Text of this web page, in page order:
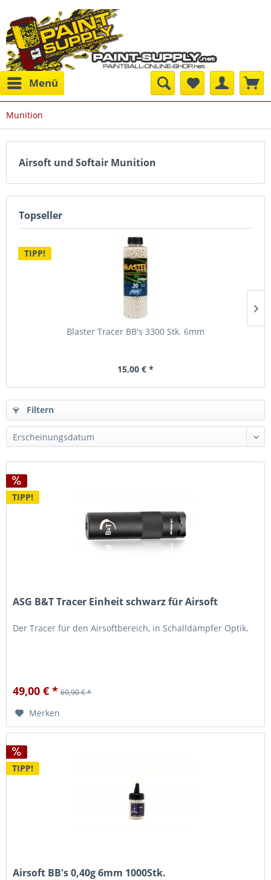
Menü
Munition
Airsoft und Softair Munition
Topseller
TIPP!
Blaster Tracer BB's 3300 Stk. 6mm
15,00 € *
Filtern
TIPP!
ASG B&T Tracer Einheit schwarz für Airsoft
Der Tracer für den Airsoftbereich, in Schalldämpfer Optik.
49,00 € * 69,90 € *
Merken
TIPP!
Airsoft BB's 0,40g 6mm 1000Stk.